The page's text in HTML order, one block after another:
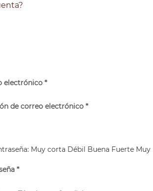
electrónico *
de correo electrónico *
Muy corta Débil Buena Fuerte Muy
*